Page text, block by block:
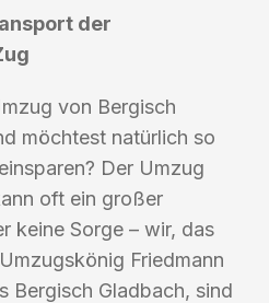
der
von Bergisch
möchtest natürlich so
Der Umzug
oft ein großer
keine Sorge – wir, das
Friedmann
Bergisch Gladbach, sind